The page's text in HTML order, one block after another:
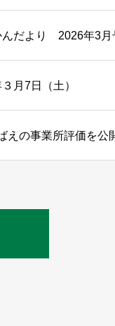
んだより 2026年3月
月7日（土）
えの事業所評価を公